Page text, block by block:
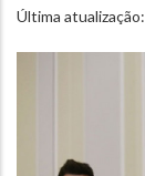
Última atualização: